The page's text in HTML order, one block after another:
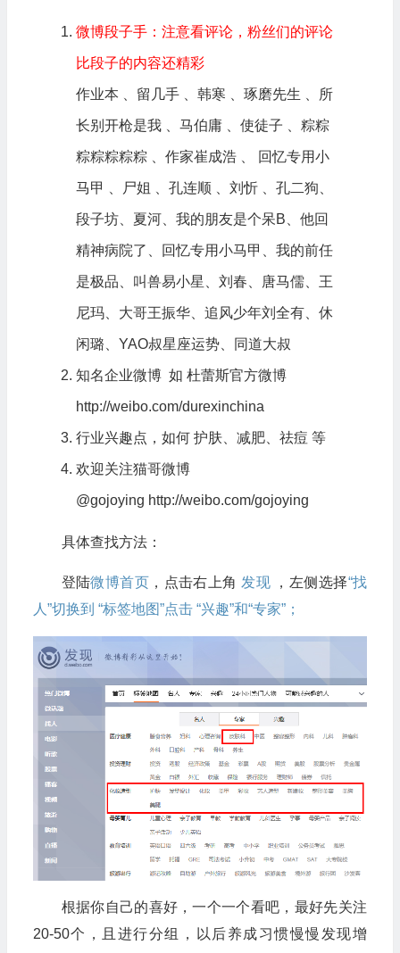
微博段子手：注意看评论，粉丝们的评论
比段子的内容还精彩
作业本 留几手、 韩寒 琢磨先生 所
长别开枪是我、 马伯庸、 使徒子 粽粽
粽粽粽粽粽、 作家崔成浩、 回忆专用小
马甲 尸姐 孔连顺 刘忻、孔二狗、
段子坊、夏河、我的朋友是个呆B、他回
精神病院了、回忆专用小马甲、我的前任
是极品、叫兽易小星、刘春、唐马儒、王
尼玛、大哥王振华、追风少年刘全有、休
闲璐、YAO叔星座运势、同道大叔
知名企业微博 如 杜蕾斯官方微博
http://weibo.com/durexinchina
行业兴趣点，如何 护肤、减肥、祛痘 等
欢迎关注猫哥微博
@gojoying http://weibo.com/gojoying
具体查找方法：
登陆微博首页 ，点击右上角 发现 ，左侧选择“找
人”切换到 “标签地图”点击 “兴趣”和“专家”；
根据你自己的喜好，一个一个看吧，最好先关注
20-50个，且进行分组，以后养成习惯慢慢发现增